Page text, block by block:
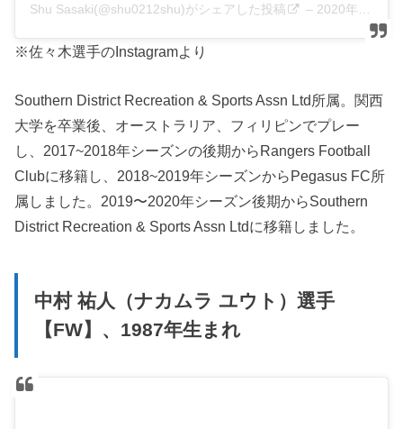
Shu Sasaki(@shu0212shu)がシェアした投稿 – 2020年 5月月2日午前2時54分PDT
※佐々木選手のInstagramより
Southern District Recreation & Sports Assn Ltd所属。関西
大学を卒業後、オーストラリア、フィリピンでプレー
し、2017~2018年シーズンの後期からRangers Football
Clubに移籍し、2018~2019年シーズンからPegasus FC所
属しました。2019〜2020年シーズン後期からSouthern
District Recreation & Sports Assn Ltdに移籍しました。
中村 祐人（ナカムラ ユウト）選手
【FW】、1987年生まれ